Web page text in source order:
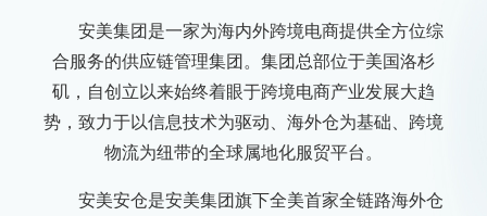
安美集团是一家为海内外跨境电商提供全方位综
合服务的供应链管理集团。集团总部位于美国洛杉
矶，自创立以来始终着眼于跨境电商产业发展大趋
势，致力于以信息技术为驱动、海外仓为基础、跨境
物流为纽带的全球属地化服贸平台。
安美安仓是安美集团旗下全美首家全链路海外仓